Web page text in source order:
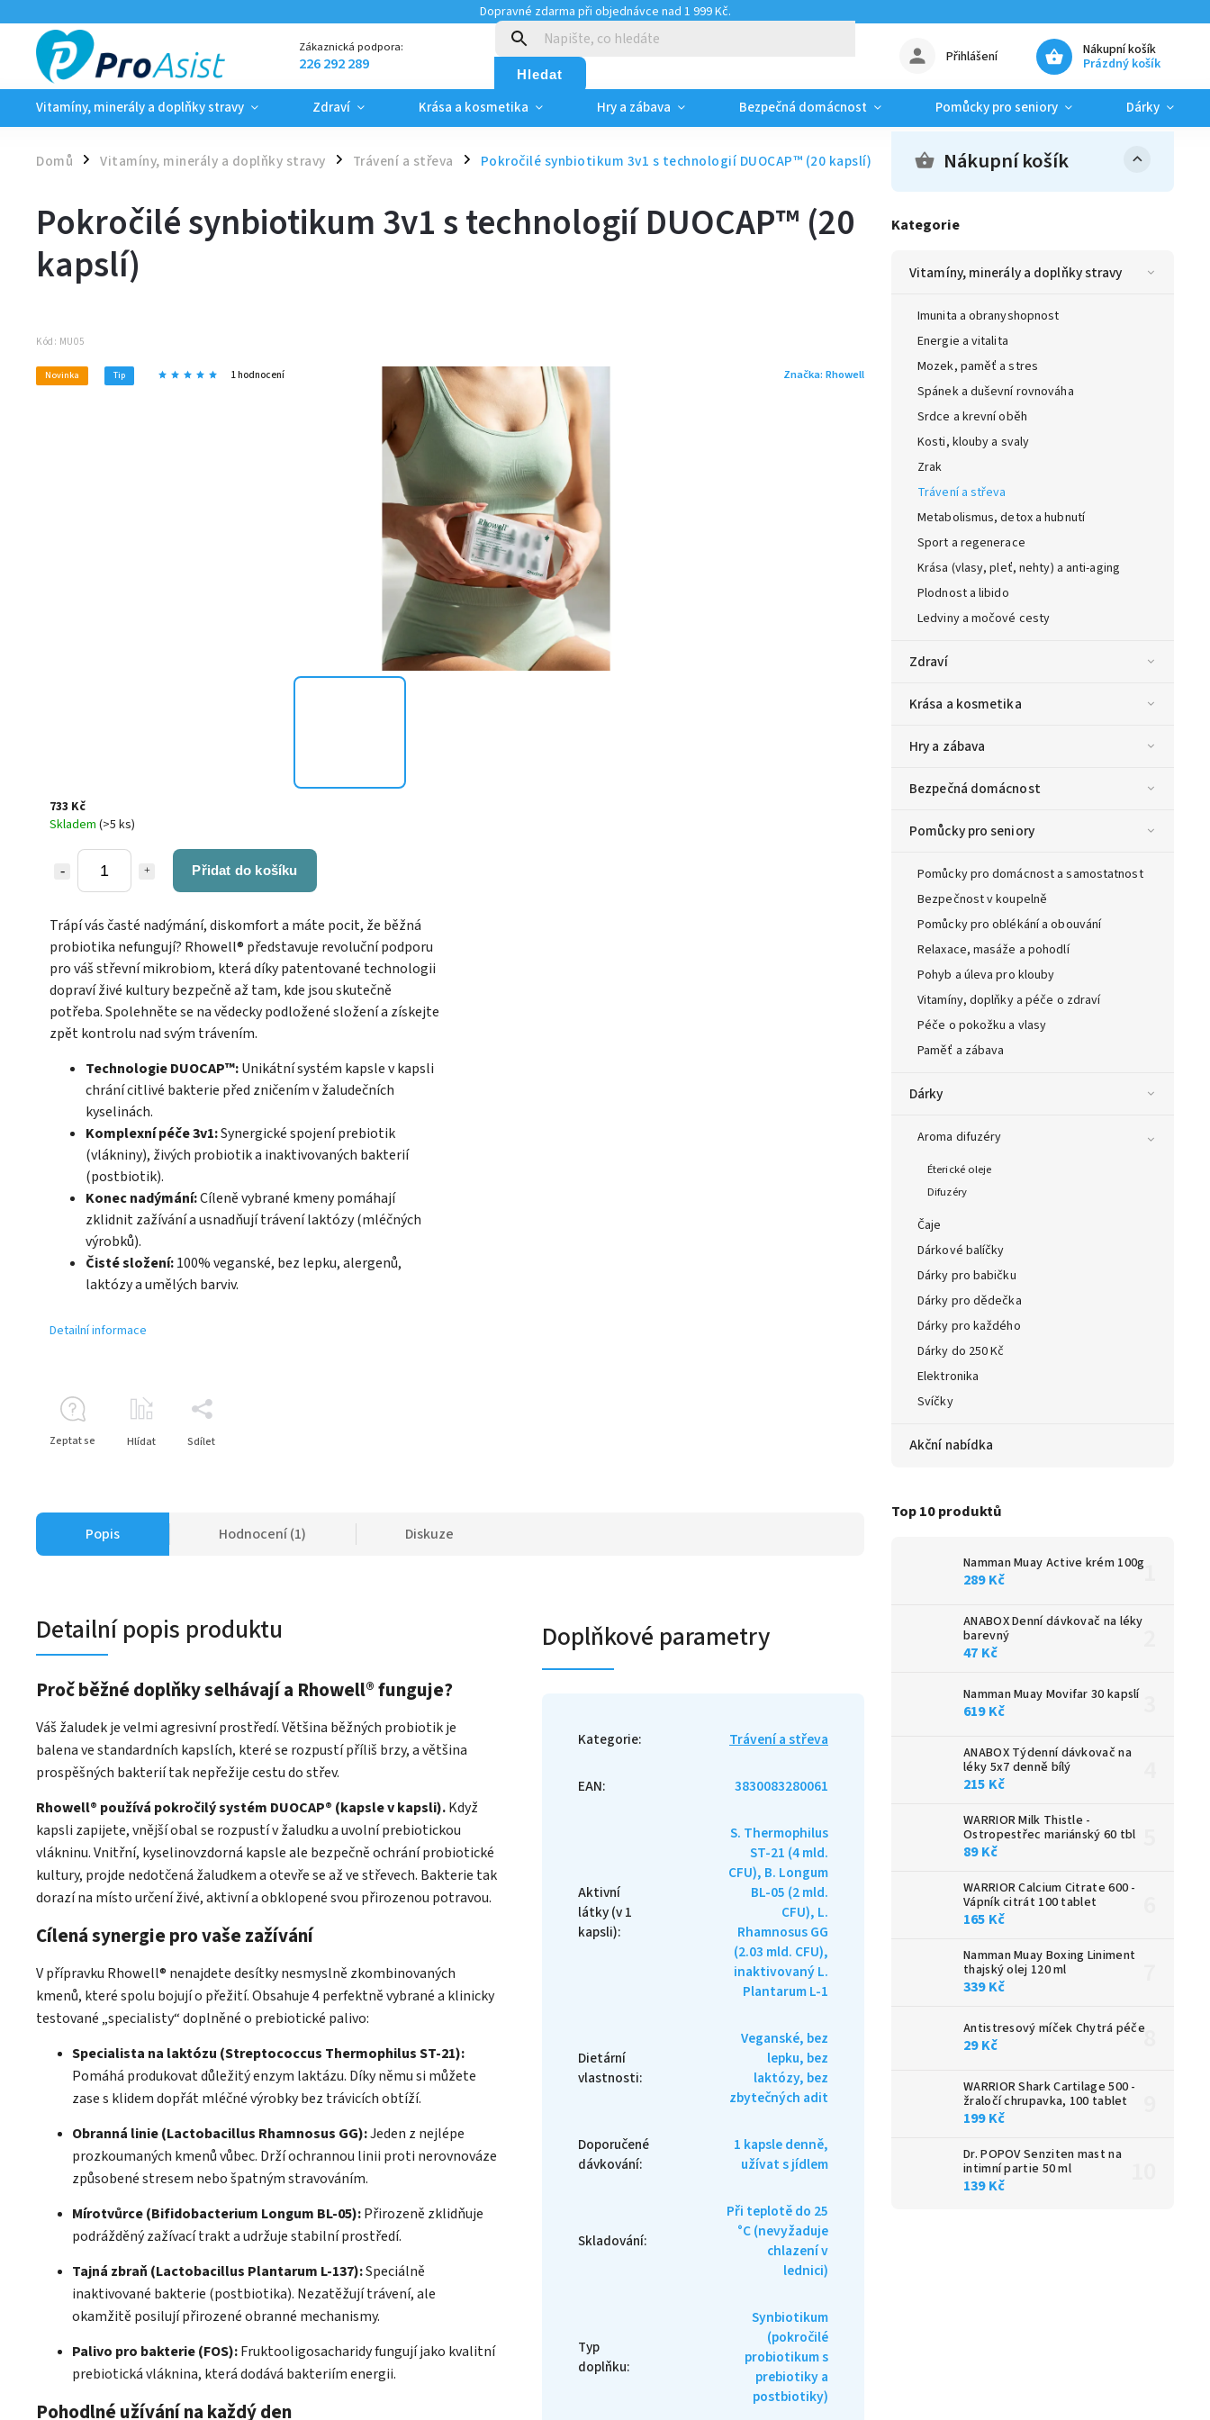
Dopravné zdarma při objednávce nad 1 999 Kč.
Zákaznická podpora:
226 292 289 Hledat
Nákupní košík
Prázdný košík
Přihlášení
Vitamíny, minerály a doplňky stravy Zdraví Krása a kosmetika Hry a zábava Bezpečná domácnost Pomůcky pro seniory Dárky
Domů / Vitamíny, minerály a doplňky stravy / Trávení a střeva / Pokročilé synbiotikum 3v1 s technologií DUOCAP™ (20 kapslí) Nákupní košík
Kategorie
Vitamíny, minerály a doplňky stravy
Imunita a obranyshopnost
Energie a vitalita
Mozek, paměť a stres
Spánek a duševní rovnováha
Srdce a krevní oběh
Kosti, klouby a svaly
Zrak
Trávení a střeva
Metabolismus, detox a hubnutí
Sport a regenerace
Krása (vlasy, pleť, nehty) a anti-aging
Plodnost a libido
Ledviny a močové cesty
Zdraví
Krása a kosmetika
Hry a zábava
Bezpečná domácnost
Pomůcky pro seniory
Pomůcky pro domácnost a samostatnost
Bezpečnost v koupelně
Pomůcky pro oblékání a obouvání
Relaxace, masáže a pohodlí
Pohyb a úleva pro klouby
Vitamíny, doplňky a péče o zdraví
Péče o pokožku a vlasy
Paměť a zábava
Dárky
Aroma difuzéry
Éterické oleje
Difuzéry
Čaje
Dárkové balíčky
Dárky pro babičku
Dárky pro dědečka
Dárky pro každého
Dárky do 250 Kč
Elektronika
Svíčky
Akční nabídka
Top 10 produktů
Namman Muay Active krém 100g
289 Kč
ANABOX Denní dávkovač na léky
barevný
47 Kč
Namman Muay Movifar 30 kapslí
619 Kč
ANABOX Týdenní dávkovač na
léky 5x7 denně bílý
215 Kč
WARRIOR Milk Thistle -
Ostropestřec mariánský 60 tbl
89 Kč
WARRIOR Calcium Citrate 600 -
Vápník citrát 100 tablet
165 Kč
Namman Muay Boxing Liniment
thajský olej 120 ml
339 Kč
Antistresový míček Chytrá péče
29 Kč
WARRIOR Shark Cartilage 500 -
žraločí chrupavka, 100 tablet
199 Kč
Dr. POPOV Senziten mast na
intimní partie 50 ml
139 Kč
Pokročilé synbiotikum 3v1 s technologií DUOCAP™ (20
kapslí)
Kód: MU05
Novinka Tip 1 hodnocení Značka: Rhowell
733 Kč
Skladem (>5 ks)
Přidat do košíku
Trápí vás časté nadýmání, diskomfort a máte pocit, že běžná
probiotika nefungují? Rhowell® představuje revoluční podporu
pro váš střevní mikrobiom, která díky patentované technologii
dopraví živé kultury bezpečně až tam, kde jsou skutečně
potřeba. Spolehněte se na vědecky podložené složení a získejte
zpět kontrolu nad svým trávením.
Technologie DUOCAP™:Unikátní systém kapsle v kapsli
chrání citlivé bakterie před zničením v žaludečních
kyselinách.
Komplexní péče 3v1:Synergické spojení prebiotik
(vlákniny), živých probiotik a inaktivovaných bakterií
(postbiotik).
Konec nadýmání:Cíleně vybrané kmeny pomáhají
zklidnit zažívání a usnadňují trávení laktózy (mléčných
výrobků).
Čisté složení:100% veganské, bez lepku, alergenů,
laktózy a umělých barviv.
Detailní informace
Zeptat se Hlídat Sdílet
Popis Hodnocení (1) Diskuze
Detailní popis produktu
Proč běžné doplňky selhávají a Rhowell® funguje?
Váš žaludek je velmi agresivní prostředí. Většina běžných probiotik je
balena ve standardních kapslích, které se rozpustí příliš brzy, a většina
prospěšných bakterií tak nepřežije cestu do střev.
Rhowell® používá pokročilý systém DUOCAP® (kapsle v kapsli).Když
kapsli zapijete, vnější obal se rozpustí v žaludku a uvolní prebiotickou
vlákninu. Vnitřní, kyselinovzdorná kapsle ale bezpečně ochrání probiotické
kultury, projde nedotčená žaludkem a otevře se až ve střevech. Bakterie tak
dorazí na místo určení živé, aktivní a obklopené svou přirozenou potravou.
Cílená synergie pro vaše zažívání
V přípravku Rhowell® nenajdete desítky nesmyslně zkombinovaných
kmenů, které spolu bojují o přežití. Obsahuje 4 perfektně vybrané a klinicky
testované „specialisty“ doplněné o prebiotické palivo:
Specialista na laktózu (Streptococcus Thermophilus ST-21):
Pomáhá produkovat důležitý enzym laktázu. Díky němu si můžete
zase s klidem dopřát mléčné výrobky bez trávicích obtíží.
Obranná linie (Lactobacillus Rhamnosus GG):Jeden z nejlépe
prozkoumaných kmenů vůbec. Drží ochrannou linii proti nerovnováze
způsobené stresem nebo špatným stravováním.
Mírotvůrce (Bifidobacterium Longum BL-05):Přirozeně zklidňuje
podrážděný zažívací trakt a udržuje stabilní prostředí.
Tajná zbraň (Lactobacillus Plantarum L-137):Speciálně
inaktivované bakterie (postbiotika). Nezatěžují trávení, ale
okamžitě posilují přirozené obranné mechanismy.
Palivo pro bakterie (FOS):Fruktooligosacharidy fungují jako kvalitní
prebiotická vláknina, která dodává bakteriím energii.
Pohodlné užívání na každý den
Doplňkové parametry
Kategorie: Trávení a střeva
EAN: 3830083280061
Aktivní
látky (v 1
kapsli):
S. Thermophilus
ST-21 (4 mld.
CFU), B. Longum
BL-05 (2 mld.
CFU), L.
Rhamnosus GG
(2.03 mld. CFU),
inaktivovaný L.
Plantarum L-1
Dietární
vlastnosti:
Veganské, bez
lepku, bez
laktózy, bez
zbytečných adit
Doporučené
dávkování:
1 kapsle denně,
užívat s jídlem
Skladování:
Při teplotě do 25
°C (nevyžaduje
chlazení v
lednici)
Typ
doplňku:
Synbiotikum
(pokročilé
probiotikum s
prebiotiky a
postbiotiky)